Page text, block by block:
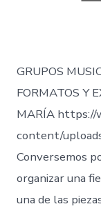
GRUPOS
FORMATOS Y
MARÍA https://
content/
Conversemos
organizar una
una de las